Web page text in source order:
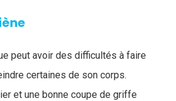
peut avoir des difficultés à faire
certaines de son corps.
et une bonne coupe de griffe